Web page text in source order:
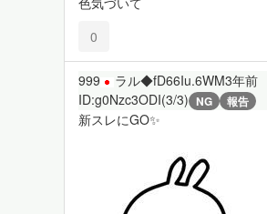
0
999 ラル◆fD66Iu.6WM3年前
ID:g0Nzc3ODI(3/3) NG 報告
新スレにGO✨